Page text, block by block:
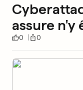
assure n'y
0 0